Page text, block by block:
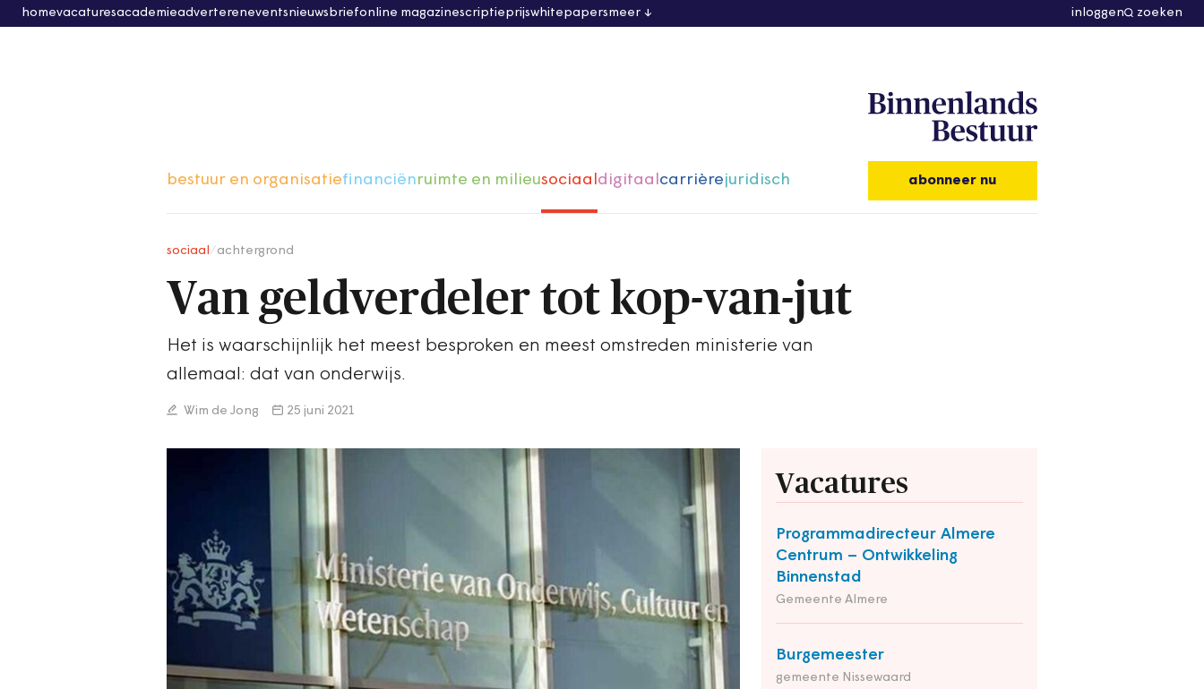
homevacaturesacademieadvertereneventsnieuwsbriefonline magazinescriptieprijswhitepapersmeer inloggen zoeken
bestuur en organisatiefinanciënruimte en milieusociaaldigitaalcarrièrejuridisch abonneer nu
sociaal achtergrond
Van geldverdeler tot kop-van-jut
Het is waarschijnlijk het meest besproken en meest omstreden ministerie van
allemaal: dat van onderwijs.
Wim de Jong 25 juni 2021
Vacatures
Programmadirecteur Almere
Centrum – Ontwikkeling
Binnenstad
Gemeente Almere
Burgemeester
gemeente Nissewaard